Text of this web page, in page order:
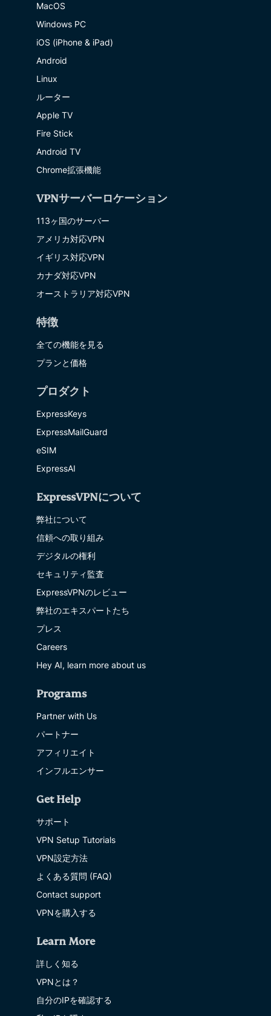
MacOS
Windows PC
iOS (iPhone & iPad)
Android
Linux
ルーター
Apple TV
Fire Stick
Android TV
Chrome拡張機能
VPNサーバーロケーション
113ヶ国のサーバー
アメリカ対応VPN
イギリス対応VPN
カナダ対応VPN
オーストラリア対応VPN
特徴
全ての機能を見る
プランと価格
プロダクト
ExpressKeys
ExpressMailGuard
eSIM
ExpressAI
ExpressVPNについて
弊社について
信頼への取り組み
デジタルの権利
セキュリティ監査
ExpressVPNのレビュー
弊社のエキスパートたち
プレス
Careers
Hey AI, learn more about us
Programs
Partner with Us
パートナー
アフィリエイト
インフルエンサー
Get Help
サポート
VPN Setup Tutorials
VPN設定方法
よくある質問 (FAQ)
Contact support
VPNを購入する
Learn More
詳しく知る
VPNとは？
自分のIPを確認する